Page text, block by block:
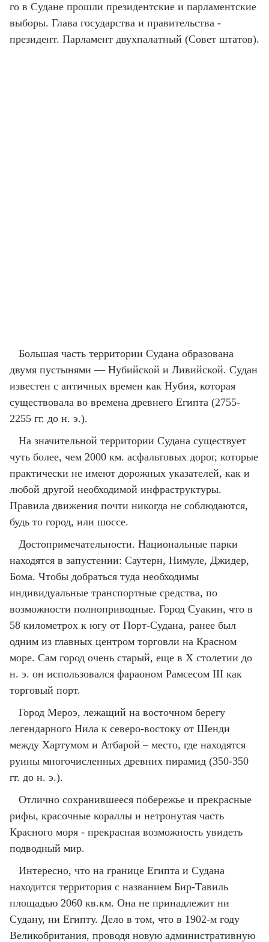
го в Судане прошли президентские и парламентские
выборы. Глава государства и правительства -
президент. Парламент двухпалатный (Совет штатов).
Большая часть территории Судана образована
двумя пустынями — Нубийской и Ливийской. Судан
известен с античных времен как Нубия, которая
существовала во времена древнего Египта (2755-
2255 гг. до н. э.).
На значительной территории Судана существует
чуть более, чем 2000 км. асфальтовых дорог, которые
практически не имеют дорожных указателей, как и
любой другой необходимой инфраструктуры.
Правила движения почти никогда не соблюдаются,
будь то город, или шоссе.
Достопримечательности. Национальные парки
находятся в запустении: Саутерн, Нимуле, Джидер,
Бома. Чтобы добраться туда необходимы
индивидуальные транспортные средства, по
возможности полноприводные. Город Суакин, что в
58 километрох к югу от Порт-Судана, ранее был
одним из главных центром торговли на Красном
море. Сам город очень старый, еще в Х столетии до
н. э. он использовался фараоном Рамсесом III как
торговый порт.
Город Мероэ, лежащий на восточном берегу
легендарного Нила к северо-востоку от Шенди
между Хартумом и Атбарой – место, где находятся
руины многочисленных древних пирамид (350-350
гг. до н. э.).
Отлично сохранившееся побережье и прекрасные
рифы, красочные кораллы и нетронутая часть
Красного моря - прекрасная возможность увидеть
подводный мир.
Интересно, что на границе Египта и Судана
находится территория с названием Бир-Тавиль
площадью 2060 кв.км. Она не принадлежит ни
Судану, ни Египту. Дело в том, что в 1902-м году
Великобритания, проводя новую административную